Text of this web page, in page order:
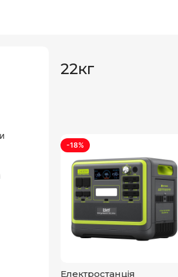
22кг
-18%
Електростанція